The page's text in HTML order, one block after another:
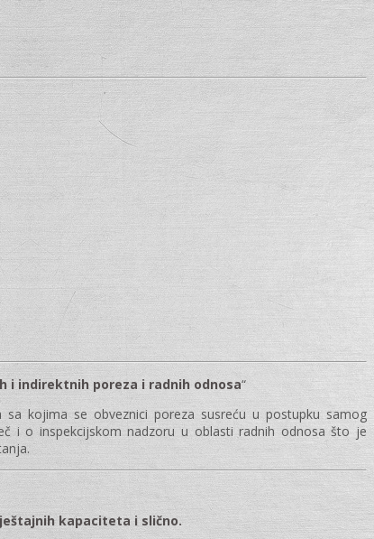
i indirektnih poreza i radnih odnosa“
kojima se obveznici poreza susreću u postupku samog
i o inspekcijskom nadzoru u oblasti radnih odnosa što je
kapaciteta i slično.